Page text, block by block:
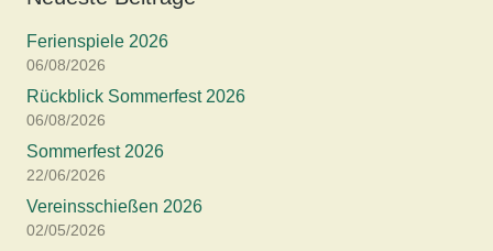
Ferienspiele 2026
06/08/2026
Rückblick Sommerfest 2026
06/08/2026
Sommerfest 2026
22/06/2026
Vereinsschießen 2026
02/05/2026